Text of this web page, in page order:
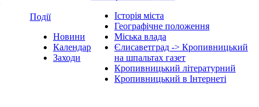
Події
Новини
Календар
Заходи
Історія міста
Географічне положення
Міська влада
Єлисаветград -> Кропивницький
на шпальтах газет
Кропивницький літературний
Кропивницький в Інтернеті